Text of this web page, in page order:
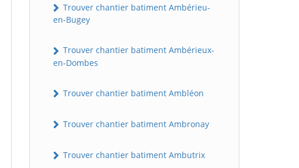
Trouver chantier batiment Ambérieu-
en-Bugey
Trouver chantier batiment Ambérieux-
en-Dombes
Trouver chantier batiment Ambléon
Trouver chantier batiment Ambronay
Trouver chantier batiment Ambutrix